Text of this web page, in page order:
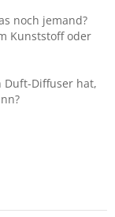
noch jemand?
Kunststoff oder
Duft-Diffuser hat,